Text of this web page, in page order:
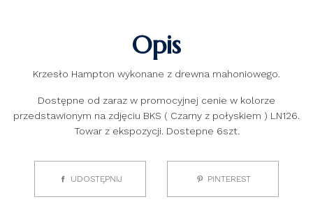
Opis
Krzesło Hampton wykonane z drewna mahoniowego.
Dostępne od zaraz w promocyjnej cenie w kolorze
przedstawionym na zdjęciu BKS ( Czarny z połyskiem ) LN126.
Towar z ekspozycji. Dostepne 6szt.
UDOSTĘPNIJ PINTEREST